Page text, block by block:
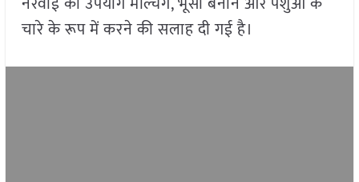
चारे के रूप में करने की सलाह दी गई है।